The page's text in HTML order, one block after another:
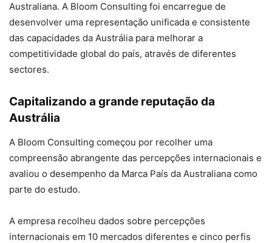
Australiana. A Bloom Consulting foi encarregue de
desenvolver uma representação unificada e consistente
das capacidades da Austrália para melhorar a
competitividade global do país, através de diferentes
sectores.
Capitalizando a grande reputação da
Austrália
A Bloom Consulting começou por recolher uma
compreensão abrangente das percepções internacionais e
avaliou o desempenho da Marca País da Australiana como
parte do estudo.
A empresa recolheu dados sobre percepções
internacionais em 10 mercados diferentes e cinco perfis